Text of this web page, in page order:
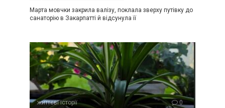
– Сьогодні тобі потрібно заспокоїтися, а завтра о восьмій
– премію дали, відзначимо. Йому морозиво можна?
Я хотіла закричати, що нам з Максимом не потрібен ніхто,
але чомусь не змогла. Мовчки кивнула головою.
Зрештою, чому б і не посидіти в кафе? Мене так давно
нікуди не запрошували … А ці посиденьки ні до чого мене
Марта мовчки закрила валізу, поклала зверху путівку до
санаторію в Закарпатті й відсунула її
життєві історії 0